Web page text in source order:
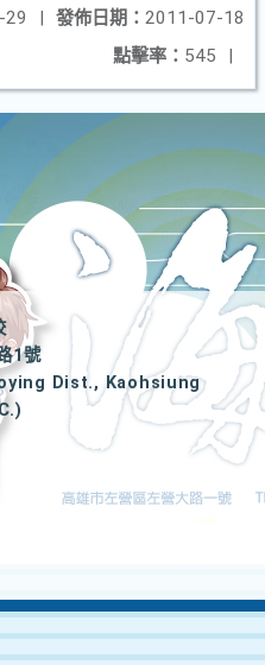
發佈日期： 2011-07-18
29
|
點擊率： 545 |
1號
Dist., Kaohsiung